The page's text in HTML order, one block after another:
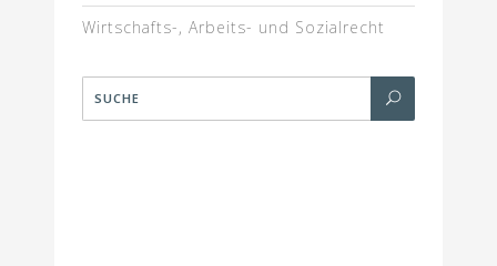
Wirtschafts-, Arbeits- und Sozialrecht